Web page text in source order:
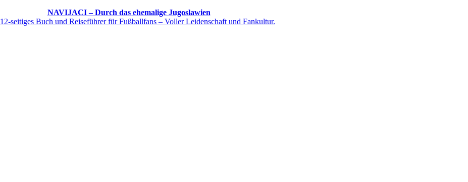
NAVIJACI – Durch das ehemalige Jugoslawien
seitiges Buch und Reiseführer für Fußballfans – Voller Leidenschaft und Fankultur.